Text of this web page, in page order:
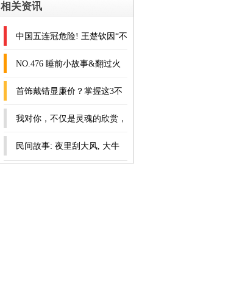
相关资讯
中国五连冠危险! 王楚钦因“不
听话”输球, 王皓表情扭曲叉腰
批评
NO.476 睡前小故事&翻过火
焰山🔥⛰️
首饰戴错显廉价？掌握这3不
戴、3戴原则，轻松提升高级
感_显得_珍珠_项链
我对你，不仅是灵魂的欣赏，
更是生理的渴求。
民间故事: 夜里刮大风, 大牛